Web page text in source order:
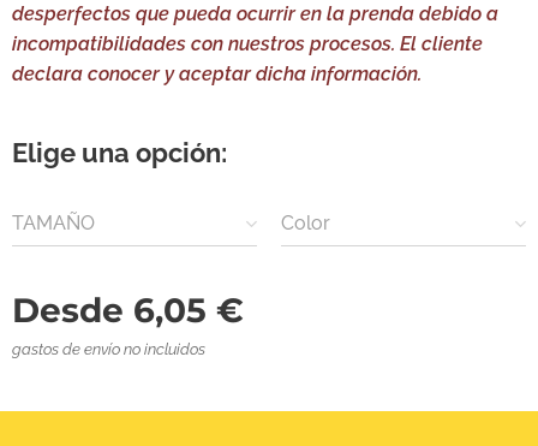
desperfectos que pueda ocurrir en la prenda debido a
incompatibilidades con nuestros procesos. El cliente
declara conocer y aceptar dicha información.
Elige una opción:
TAMAÑO Color
Desde 6,05 €
gastos de envío no incluidos